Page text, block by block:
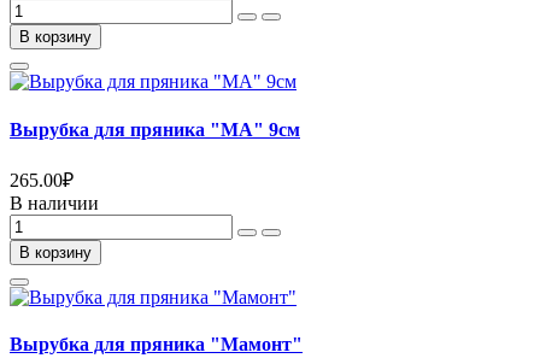
В корзину
Вырубка для пряника "МА" 9см
265.00₽
В наличии
В корзину
Вырубка для пряника "Мамонт"